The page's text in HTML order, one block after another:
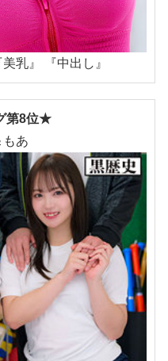
乳』 『中出し』
第8位★
もあ